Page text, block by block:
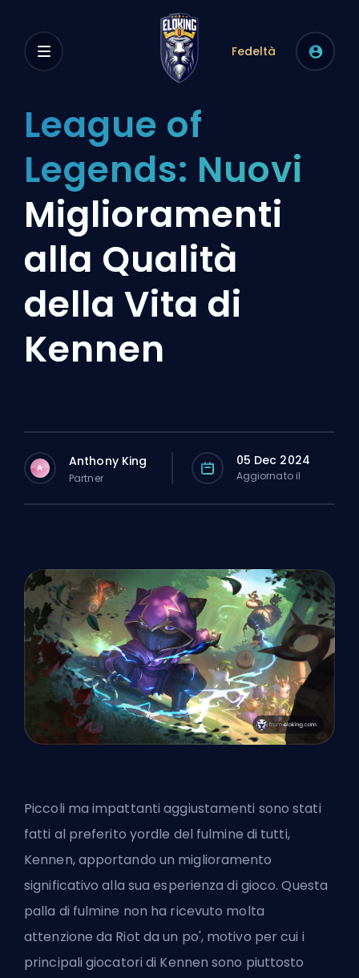
Fedeltà
League of
Legends: Nuovi
Miglioramenti
alla Qualità
della Vita di
Kennen
A Anthony King
Partner
05 Dec 2024
Aggiornato il
Piccoli ma impattanti aggiustamenti sono stati
fatti al preferito yordle del fulmine di tutti,
Kennen, apportando un miglioramento
significativo alla sua esperienza di gioco. Questa
palla di fulmine non ha ricevuto molta
attenzione da Riot da un po', motivo per cui i
principali giocatori di Kennen sono piuttosto